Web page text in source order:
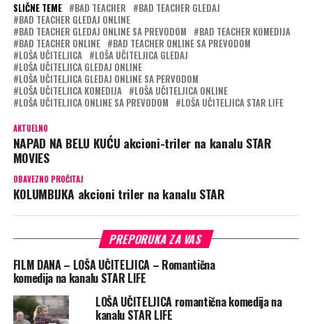
SLIČNE TEME BAD TEACHER
BAD TEACHER GLEDAJ
BAD TEACHER GLEDAJ ONLINE
BAD TEACHER GLEDAJ ONLINE SA PREVODOM
BAD TEACHER KOMEDIJA
BAD TEACHER ONLINE
BAD TEACHER ONLINE SA PREVODOM
LOŠA UČITELJICA
LOŠA UČITELJICA GLEDAJ
LOŠA UČITELJICA GLEDAJ ONLINE
LOŠA UČITELJICA GLEDAJ ONLINE SA PERVODOM
LOŠA UČITELJICA KOMEDIJA
LOŠA UČITELJICA ONLINE
LOŠA UČITELJICA ONLINE SA PREVODOM
LOŠA UČITELJICA STAR LIFE
AKTUELNO
NAPAD NA BELU KUĆU akcioni-triler na kanalu STAR
MOVIES
OBAVEZNO PROČITAJ
KOLUMBIJKA akcioni triler na kanalu STAR
PREPORUKA ZA VAS
FILM DANA – LOŠA UČITELJICA – Romantična
komedija na kanalu STAR LIFE
LOŠA UČITELJICA romantična komedija na
kanalu STAR LIFE